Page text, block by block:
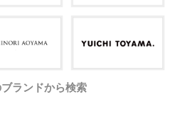
ランドから検索